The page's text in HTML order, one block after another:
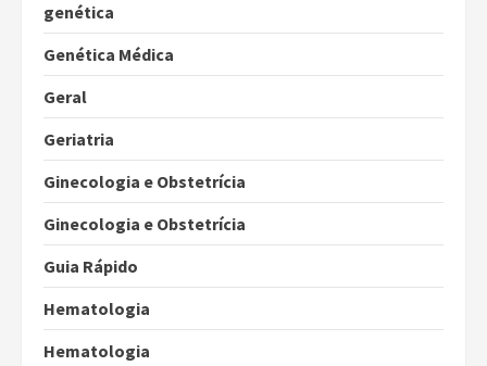
genética
Genética Médica
Geral
Geriatria
Ginecologia e Obstetrícia
Ginecologia e Obstetrícia
Guia Rápido
Hematologia
Hematologia